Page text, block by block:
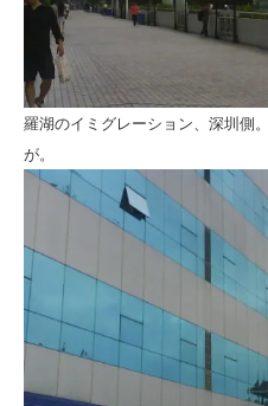
羅湖のイミグレーション、深圳側
が。